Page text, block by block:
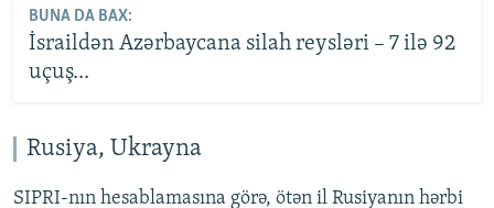
BUNA DA BAX:
İsraildən Azərbaycana silah reysləri – 7 ilə 92
uçuş...
Rusiya, Ukrayna
SIPRI-nın hesablamasına görə, ötən il Rusiyanın hərbi